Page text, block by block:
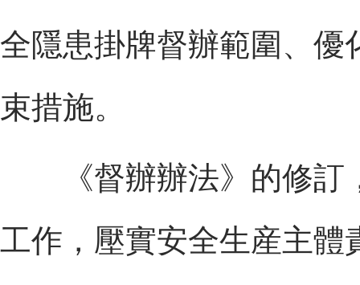
全隱患掛牌督辦範圍、優
束措施。
《督辦辦法》的修訂
工作，壓實安全生産主體